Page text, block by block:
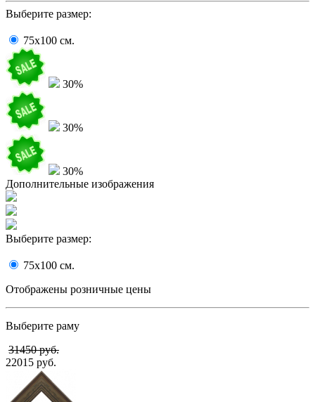
Выберите размер:
75x100 cм.
30%
30%
30%
Дополнительные изображения
Выберите размер:
75x100 cм.
Отображены розничные цены
Выберите раму
31450 руб.
22015 руб.